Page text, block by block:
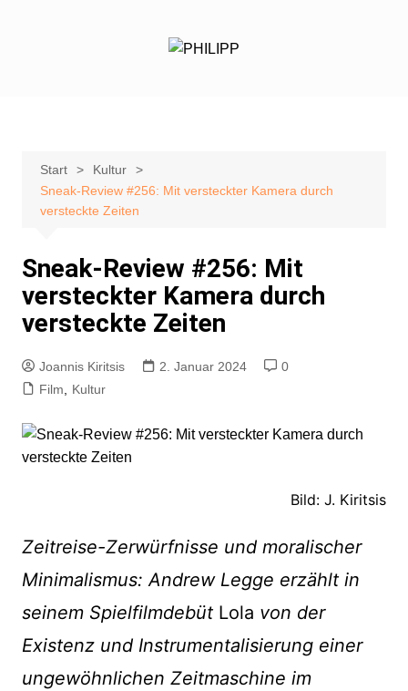
Start
Kultur
Sneak-Review #256: Mit versteckter Kamera durch
versteckte Zeiten
Sneak-Review #256: Mit
versteckter Kamera durch
versteckte Zeiten
Joannis Kiritsis 2. Januar 2024
0
Film, Kultur
Bild: J. Kiritsis
Zeitreise-Zerwürfnisse und moralischer
Minimalismus: Andrew Legge erzählt in
seinem Spielfilmdebüt Lola von der
Existenz und Instrumentalisierung einer
ungewöhnlichen Zeitmaschine im